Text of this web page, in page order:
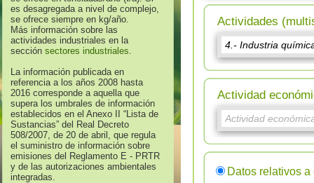
es desagregada a nivel de complejo,
se ofrece siempre en kg/año.
Más información sobre las
actividades industriales en la
sección sectores industriales.
La información publicada en
referencia a los años 2008 hasta
2016 corresponde a aquella que
supera los umbrales de información
establecidos en el Anexo II “Lista de
Sustancias” del Real Decreto
508/2007, de 20 de abril, que regula
el suministro de información sobre
emisiones del Reglamento E - PRTR
y de las autorizaciones ambientales
integradas.
Actividades
Actividad
Datos relativos